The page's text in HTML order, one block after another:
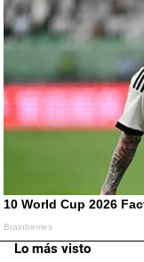
Lo más visto